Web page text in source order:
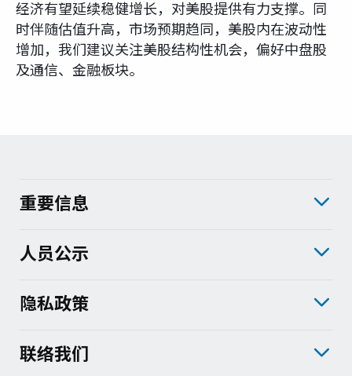
经济有望延续稳健增长，对美股提供有力支撑。同
时伴随估值升高，市场预期趋同，美股内在波动性
增加，我们建议关注美股结构性机会，偏好中盘股
及通信、金融板块。
重要信息
人员公示
隐私政策
联络我们